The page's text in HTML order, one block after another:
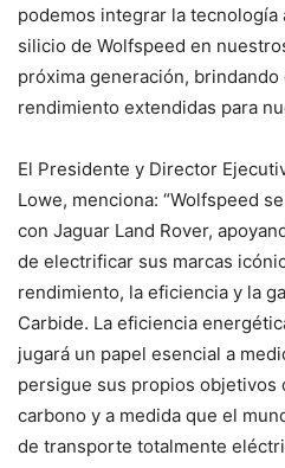
podemos integrar la tecnología
silicio de Wolfspeed en
próxima generación,
rendimiento extendidas para
El Presidente y Director
Lowe, menciona: “Wolfspeed
con Jaguar Land Rover,
de electrificar sus marcas
rendimiento, la eficiencia y la
Carbide. La eficiencia
jugará un papel esencial a
persigue sus propios objetivos
carbono y a medida que el
de transporte totalmente